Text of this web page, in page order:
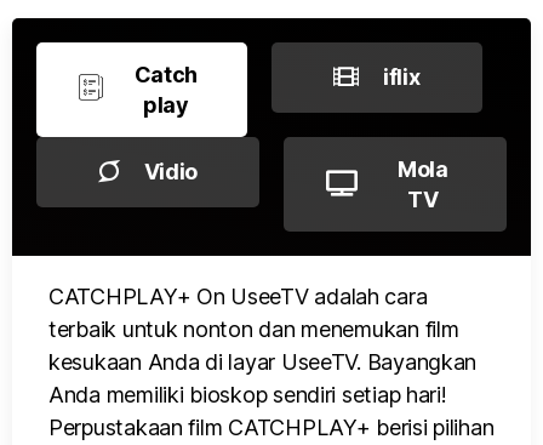
Catch
play
iflix
Vidio
Mola
TV
CATCHPLAY+ On UseeTV adalah cara
terbaik untuk nonton dan menemukan film
kesukaan Anda di layar UseeTV. Bayangkan
Anda memiliki bioskop sendiri setiap hari!
Perpustakaan film CATCHPLAY+ berisi pilihan